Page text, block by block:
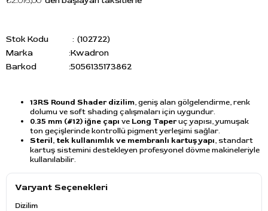
Stok Kodu
(102722)
Marka
:Kwadron
Barkod
:5056135173862
13RS Round Shader dizilim, geniş alan gölgelendirme, renk
dolumu ve soft shading çalışmaları için uygundur.
0.35 mm (#12) iğne çapı ve Long Taperuç yapısı, yumuşak
ton geçişlerinde kontrollü pigment yerleşimi sağlar.
Steril, tek kullanımlık ve membranlı kartuş yapı, standart
kartuş sistemini destekleyen profesyonel dövme makineleriyle
kullanılabilir.
Varyant Seçenekleri
Dizilim